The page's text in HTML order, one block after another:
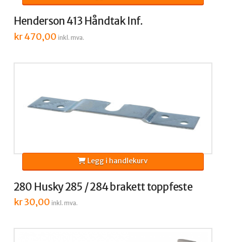
Henderson 413 Håndtak Inf.
kr470,00 inkl. mva.
280 Husky 285 / 284 brakett toppfeste
kr30,00 inkl. mva.
Legg i handlekurv